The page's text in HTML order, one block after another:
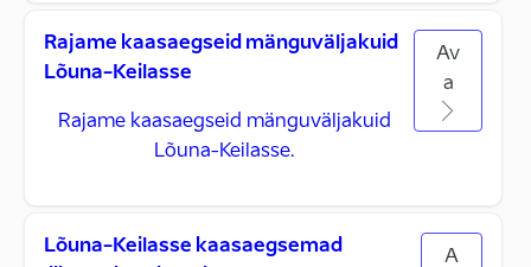
Rajame kaasaegseid mänguväljakuid
Lõuna-Keilasse
Rajame kaasaegseid mänguväljakuid
Lõuna-Keilasse.
Av
a
Lõuna-Keilasse kaasaegsemad
A